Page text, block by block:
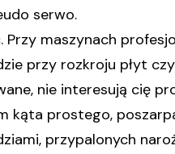
serwo.
Przy maszynach
przy rozkroju płyt
nie interesują cię
kąta prostego,
przypalonych